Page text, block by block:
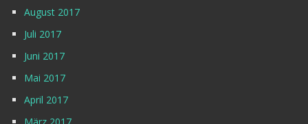
August 2017
Juli 2017
Juni 2017
Mai 2017
April 2017